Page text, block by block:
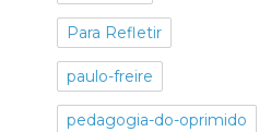
Para Refletir
paulo-freire
pedagogia-do-oprimido